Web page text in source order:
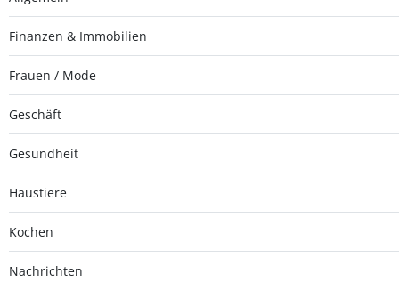
Finanzen & Immobilien
Frauen / Mode
Geschäft
Gesundheit
Haustiere
Kochen
Nachrichten